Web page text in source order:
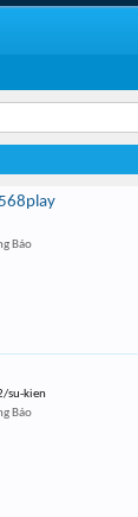
Báo
su-kien
Báo